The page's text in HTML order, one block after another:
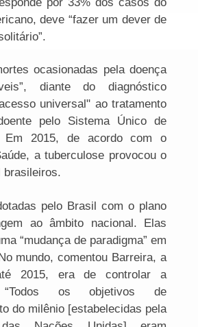
deve “fazer um dever de
ocasionadas pela doença
diante do diagnóstico
universal" ao tratamento
pelo Sistema Único de
Em 2015, de acordo com o
a tuberculose provocou o
brasileiros.
pelo Brasil com o plano
ao âmbito nacional. Elas
“mudança de paradigma” em
mundo, comentou Barreira, a
2015, era de controlar a
“Todos os objetivos de
do milênio [estabelecidas pela